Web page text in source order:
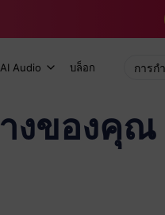
AI Audio บล็อก การก
งของคุณ